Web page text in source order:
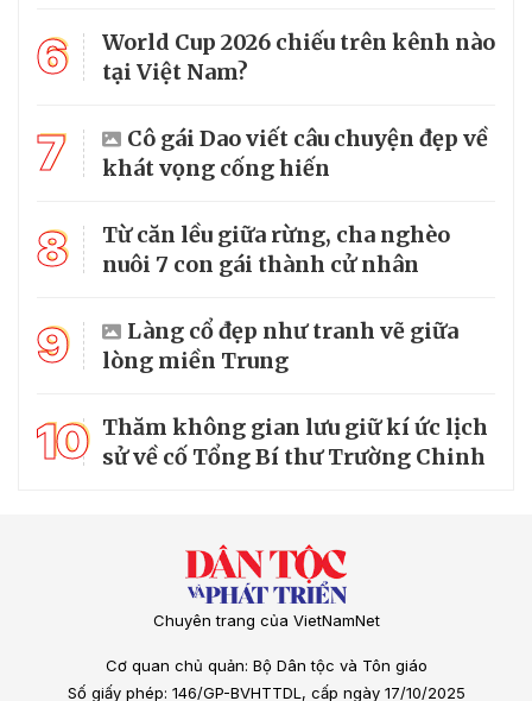
6
World Cup 2026 chiếu trên kênh nào
tại Việt Nam?
7
Cô gái Dao viết câu chuyện đẹp về
khát vọng cống hiến
8
Từ căn lều giữa rừng, cha nghèo
nuôi 7 con gái thành cử nhân
9
Làng cổ đẹp như tranh vẽ giữa
lòng miền Trung
10 Thăm không gian lưu giữ kí ức lịch
sử về cố Tổng Bí thư Trường Chinh
Chuyên trang của VietNamNet
Cơ quan chủ quản: Bộ Dân tộc và Tôn giáo
Số giấy phép: 146/GP-BVHTTDL, cấp ngày 17/10/2025